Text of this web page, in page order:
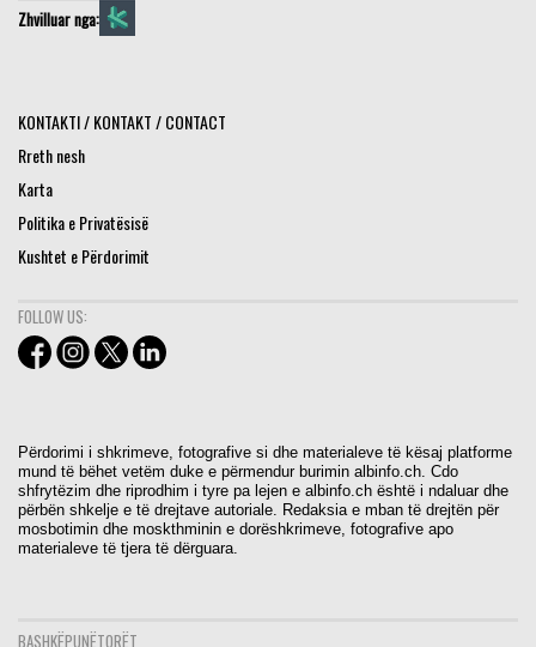
Zhvilluar nga:
KONTAKTI / KONTAKT / CONTACT
Rreth nesh
Karta
Politika e Privatësisë
Kushtet e Përdorimit
FOLLOW US:
Përdorimi i shkrimeve, fotografive si dhe materialeve të kësaj platforme
mund të bëhet vetëm duke e përmendur burimin albinfo.ch. Cdo
shfrytëzim dhe riprodhim i tyre pa lejen e albinfo.ch është i ndaluar dhe
përbën shkelje e të drejtave autoriale. Redaksia e mban të drejtën për
mosbotimin dhe moskthminin e dorëshkrimeve, fotografive apo
materialeve të tjera të dërguara.
BASHKËPUNËTORËT